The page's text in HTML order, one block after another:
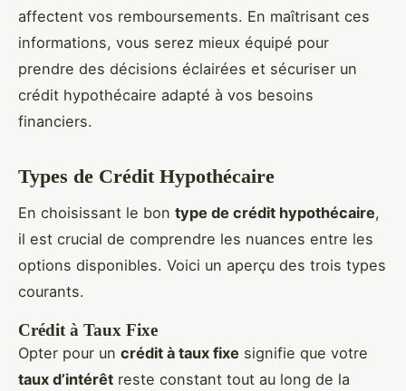
affectent vos remboursements. En maîtrisant ces
informations, vous serez mieux équipé pour
prendre des décisions éclairées et sécuriser un
crédit hypothécaire adapté à vos besoins
financiers.
Types de Crédit Hypothécaire
En choisissant le bon type de crédit hypothécaire,
il est crucial de comprendre les nuances entre les
options disponibles. Voici un aperçu des trois types
courants.
Crédit à Taux Fixe
Opter pour un crédit à taux fixe signifie que votre
taux d’intérêt reste constant tout au long de la